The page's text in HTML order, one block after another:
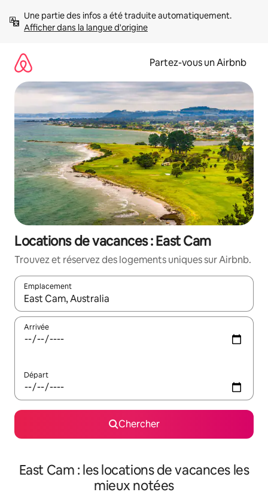
directement
Afficher dans la langue d'origine
Partez-vous un Airbnb
Locations de vacances : East Cam
Trouvez et réservez des logements uniques sur Airbnb.
Emplacement
Quand les résultats sont affichés, parcourez-les en utilisant
Arrivée
Départ
Chercher
East Cam : les locations de vacances les
mieux notées